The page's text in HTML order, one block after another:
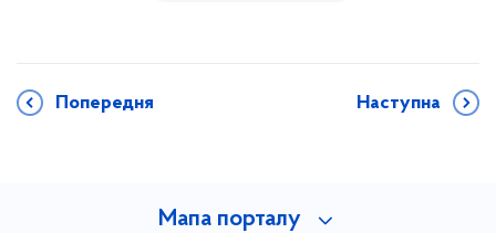
Попередня Наступна
Мапа порталу